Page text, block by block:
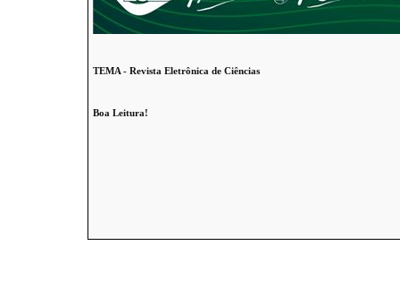
TEMA - Revista Eletrônica de Ciências
Boa Leitura!